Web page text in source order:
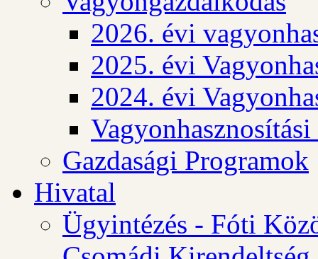
2026. évi
2025. évi
2024. évi
Gazdasági Programok
Hivatal
Ügyintézés - Fóti